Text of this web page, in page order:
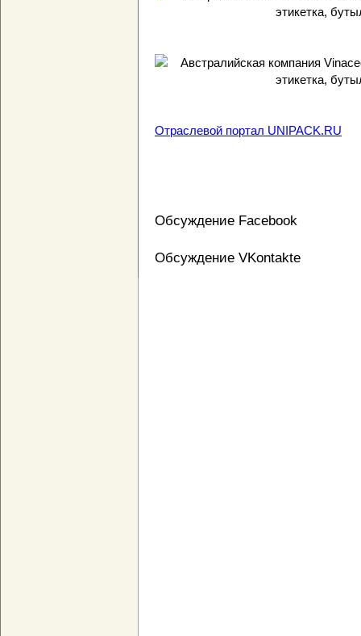
Отраслевой портал UNIPACK.RU
Обсуждение Facebook
Обсуждение VKontakte